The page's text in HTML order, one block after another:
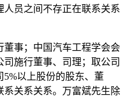
员之间不存正在联系关系
事；中国汽车工程学会会
施行董事、司理；取公司
以上股份的股东、董
关系关系。万富斌先生除